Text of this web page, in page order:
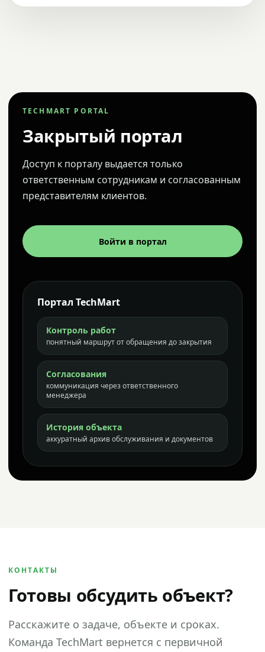
TECHMART PORTAL
Закрытый портал
Доступ к порталу выдается только
ответственным сотрудникам и согласованным
представителям клиентов.
Войти в портал
Портал TechMart
Контроль работ
понятный маршрут от обращения до закрытия
Согласования
коммуникация через ответственного
менеджера
История объекта
аккуратный архив обслуживания и документов
КОНТАКТЫ
Готовы обсудить объект?
Расскажите о задаче, объекте и сроках.
Команда TechMart вернется с первичной